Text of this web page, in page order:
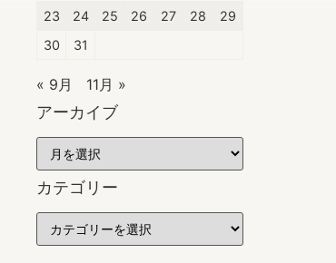
23
24 25 26 27 28
29
30
31
« 9月 11月 »
アーカイブ
カテゴリー